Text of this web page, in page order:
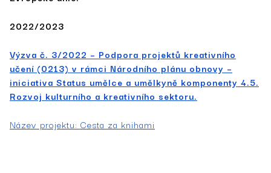
2022/2023
Výzva č. 3/2022 – Podpora projektů kreativního
učení (0213) v rámci Národního plánu obnovy –
iniciativa Status umělce a umělkyně komponenty 4.5.
Rozvoj kulturního a kreativního sektoru.
Název projektu: Cesta za knihami